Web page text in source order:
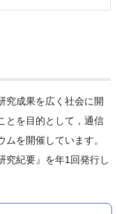
究成果を広く社会に開
とを目的として，通信
を開催しています。
究紀要』を年1回発行し